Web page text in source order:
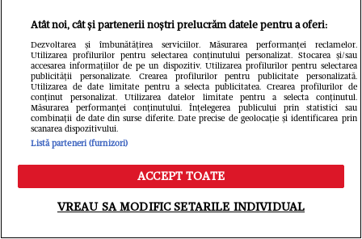
FANATIK.RO
Cine este Aymen Boutoutaou, cel
mai scump transfer al verii la FCSB!
Unde excelează și ce puncte slabe
are: „Îmi place să provoc”
Meniu Caută
Atât noi, cât și partenerii noștri prelucrăm datele pentru a oferi:
Dezvoltarea și îmbunătățirea serviciilor. Măsurarea performanței reclamelor.
Utilizarea profilurilor pentru selectarea conținutului personalizat. Stocarea și/sau
accesarea informațiilor de pe un dispozitiv. Utilizarea profilurilor pentru selectarea
publicității personalizate. Crearea profilurilor pentru publicitate personalizată.
Utilizarea de date limitate pentru a selecta publicitatea. Crearea profilurilor de
conținut personalizat. Utilizarea datelor limitate pentru a selecta conținutul.
Măsurarea performanței conținutului. Înțelegerea publicului prin statistici sau
combinații de date din surse diferite. Date precise de geolocație și identificarea prin
scanarea dispozitivului.
Listă parteneri (furnizori)
ACCEPT TOATE
VREAU SA MODIFIC SETARILE INDIVIDUAL